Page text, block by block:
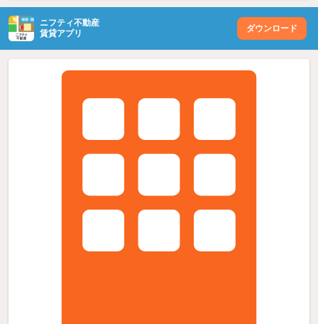
ニフティ不動産
賃貸アプリ
ダウンロード